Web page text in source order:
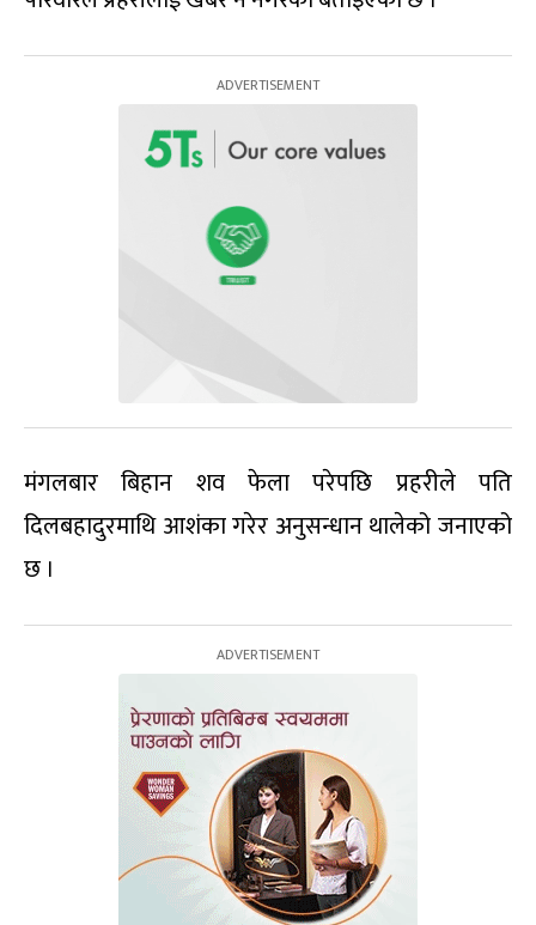
मंगलबार बिहान शव फेला परेपछि प्रहरीले पति
दिलबहादुरमाथि आशंका गरेर अनुसन्धान थालेको जनाएको
छ ।